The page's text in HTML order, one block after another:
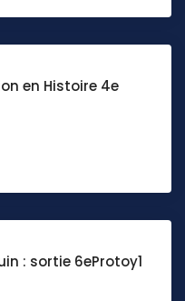
en Histoire 4e
: sortie 6eProtoy1